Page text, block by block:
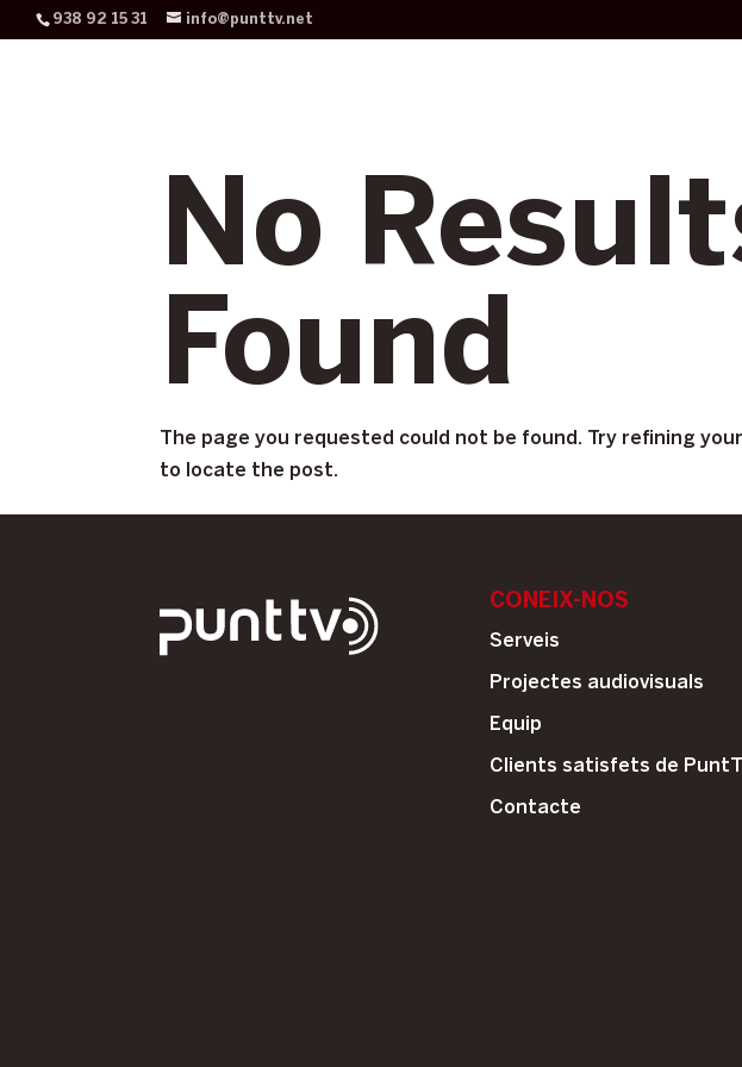
938 92 15 31 info@punttv.net
No
Found
The page you requested could not be found. Try refining
to locate the post.
CONEIX-NOS
Serveis
Projectes audiovisuals
Equip
Clients satisfets de
Contacte